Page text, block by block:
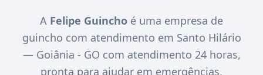
A Felipe Guincho é uma empresa de
guincho com atendimento em Santo Hilário
— Goiânia - GO com atendimento 24 horas,
pronta para ajudar em emergências.